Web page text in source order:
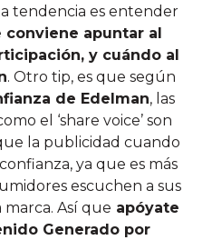
tendencia es entender
conviene apuntar al
y cuándo al
. Otro tip, es que según
de Edelman, las
el ‘share voice’ son
la publicidad cuando
ya que es más
escuchen a sus
Así que apóyate
Generado por